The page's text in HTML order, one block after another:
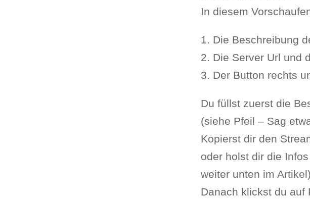
In diesem
1. Die Beschreibung
2. Die Server Url und
3. Der Button rechts
Du füllst zuerst die
(siehe Pfeil – Sag
Kopierst dir den
oder holst dir die
weiter unten im
Danach klickst du auf